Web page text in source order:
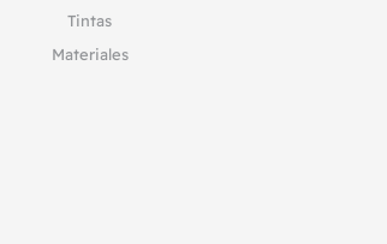
Tintas
Materiales